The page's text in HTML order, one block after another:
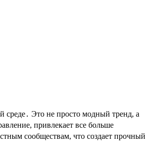
среде․ Это не просто модный тренд, а
привлекает все больше
сообществам, что создает прочный